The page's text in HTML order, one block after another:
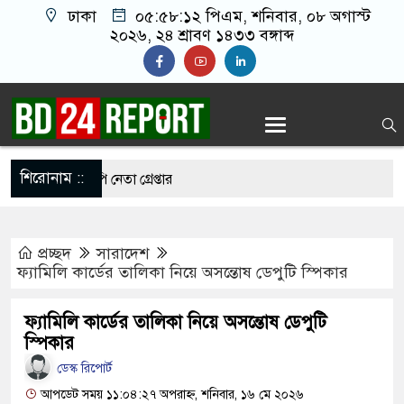
ঢাকা ০৫:৫৮:১৩ পিএম, শনিবার, ০৮ অগাস্ট
২০২৬, ২৪ শ্রাবণ ১৪৩৩ বঙ্গাব্দ
শিরোনাম ::
বিএনপি নেতা গ্রেপ্তার
চাঁদাবাজি করলে বন্ধ করবেন কীভাবে-প্রশ্ন জামায়াত
প্রচ্ছদ
সারাদেশ
ফ্যামিলি কার্ডের তালিকা নিয়ে অসন্তোষ ডেপুটি স্পিকার
ফ্যামিলি কার্ডের তালিকা নিয়ে অসন্তোষ ডেপুটি
স্পিকার
ডেস্ক রিপোর্ট
আপডেট সময় ১১:০৪:২৭ অপরাহ্ন, শনিবার, ১৬ মে ২০২৬